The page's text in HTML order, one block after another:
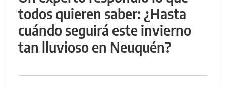
todos quieren saber: ¿Hasta
cuándo seguirá este invierno
tan lluvioso en Neuquén?